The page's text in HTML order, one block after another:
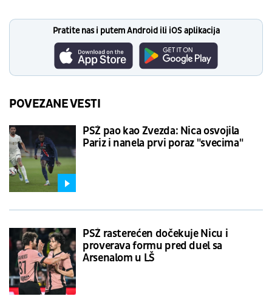
Pratite nas i putem Android ili iOS aplikacija
POVEZANE VESTI
PSŽ pao kao Zvezda: Nica osvojila
Pariz i nanela prvi poraz "svecima"
PSŽ rasterećen dočekuje Nicu i
proverava formu pred duel sa
Arsenalom u LŠ